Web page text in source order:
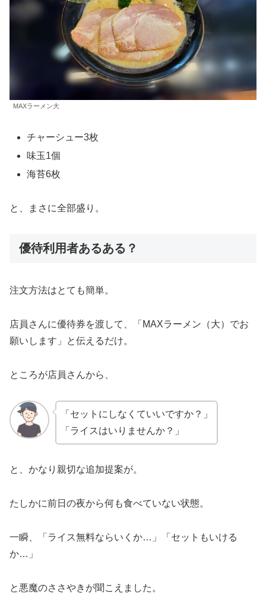
MAXラーメン大
チャーシュー3枚
味玉1個
海苔6枚
と、まさに全部盛り。
優待利用者あるある？
注文方法はとても簡単。
店員さんに優待券を渡して、「MAXラーメン（大）でお
願いします」と伝えるだけ。
ところが店員さんから、
「セットにしなくていいですか？」
「ライスはいりませんか？」
と、かなり親切な追加提案が。
たしかに前日の夜から何も食べていない状態。
一瞬、「ライス無料ならいくか…」「セットもいける
か…」
と悪魔のささやきが聞こえました。